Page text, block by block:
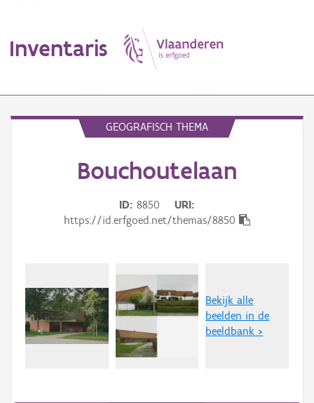
Inventaris
Gebeurtenis
Persoon of collectief
GEOGRAFISCH THEMA
Bouchoutelaan
ID 8850
URI
https://id.erfgoed.net/themas/8850
Bekijk alle
beelden in de
beeldbank >